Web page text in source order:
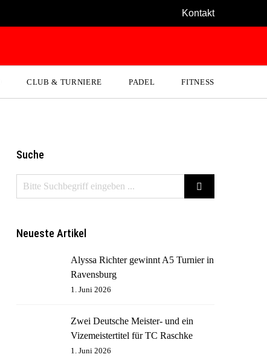
Kontakt
CLUB & TURNIERE PADEL FITNESS
Suche
Neueste Artikel
Alyssa Richter gewinnt A5 Turnier in
Ravensburg
1. Juni 2026
Zwei Deutsche Meister- und ein
Vizemeistertitel für TC Raschke
1. Juni 2026